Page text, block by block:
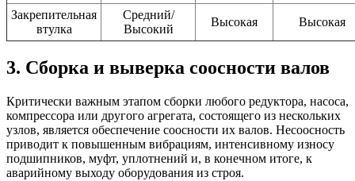
Закрепительная
втулка
Средний/
Высокий
Высокая Высокая
3. Сборка и выверка соосности валов
Критически важным этапом сборки любого редуктора, насоса,
компрессора или другого агрегата, состоящего из нескольких
узлов, является обеспечение соосности их валов. Несоосность
приводит к повышенным вибрациям, интенсивному износу
подшипников, муфт, уплотнений и, в конечном итоге, к
аварийному выходу оборудования из строя.